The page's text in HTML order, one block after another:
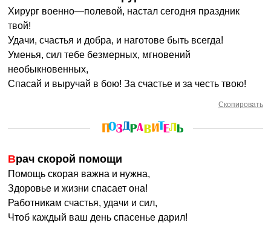
Хирург военно—полевой, настал сегодня праздник
твой!
Удачи, счастья и добра, и наготове быть всегда!
Уменья, сил тебе безмерных, мгновений
необыкновенных,
Спасай и выручай в бою! За счастье и за честь твою!
Скопировать
Врач скорой помощи
Помощь скорая важна и нужна,
Здоровье и жизни спасает она!
Работникам счастья, удачи и сил,
Чтоб каждый ваш день спасенье дарил!